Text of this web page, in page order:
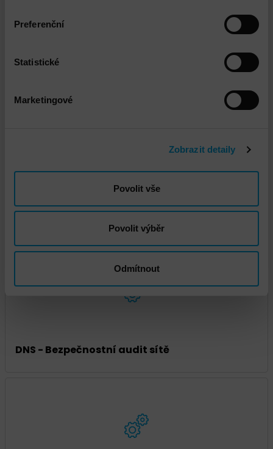
Preferenční
Statistické
Marketingové
Zobrazit detaily
Povolit vše
Povolit výběr
Odmítnout
Propojené služby
bezpečnosti“
DNS - Bezpečnostní audit sítě